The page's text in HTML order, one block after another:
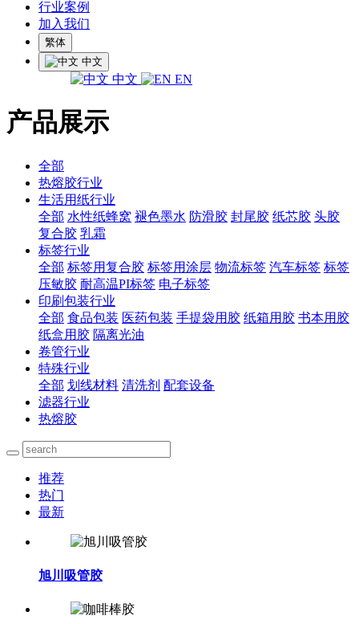
行业案例
加入我们
繁体
中文
中文 EN
产品展示
全部
热熔胶行业
生活用纸行业
全部 水性纸蜂窝 褪色墨水 防滑胶 封尾胶 纸芯胶 头胶
复合胶 乳霜
标签行业
全部 标签用复合胶 标签用涂层 物流标签 汽车标签 标签
压敏胶 耐高温PI标签 电子标签
印刷包装行业
全部 食品包装 医药包装 手提袋用胶 纸箱用胶 书本用胶
纸盒用胶 隔离光油
卷管行业
特殊行业
全部 划线材料 清洗剂 配套设备
滤器行业
热熔胶
推荐
热门
最新
旭川吸管胶